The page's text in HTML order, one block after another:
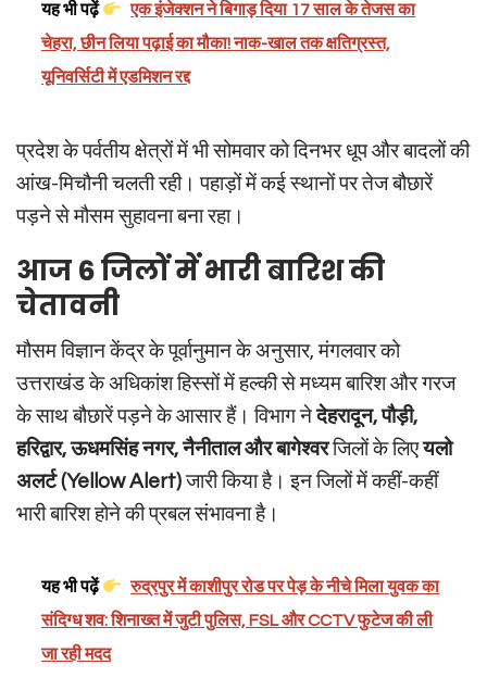
यह भी पढ़ें
एक इंजेक्शन ने बिगाड़ दिया 17 साल के तेजस का
चेहरा, छीन लिया पढ़ाई का मौका! नाक-खाल तक क्षतिग्रस्त,
यूनिवर्सिटी में एडमिशन रद्द
प्रदेश के पर्वतीय क्षेत्रों में भी सोमवार को दिनभर धूप और बादलों की
आंख-मिचौनी चलती रही। पहाड़ों में कई स्थानों पर तेज बौछारें
पड़ने से मौसम सुहावना बना रहा।
आज 6 जिलों में भारी बारिश की
चेतावनी
मौसम विज्ञान केंद्र के पूर्वानुमान के अनुसार, मंगलवार को
उत्तराखंड के अधिकांश हिस्सों में हल्की से मध्यम बारिश और गरज
के साथ बौछारें पड़ने के आसार हैं। विभाग नेदेहरादून, पौड़ी,
हरिद्वार, ऊधमसिंह नगर, नैनीताल और बागेश्वरजिलों के लिएयलो
अलर्ट (Yellow Alert)जारी किया है। इन जिलों में कहीं-कहीं
भारी बारिश होने की प्रबल संभावना है।
यह भी पढ़ें
रुद्रपुर में काशीपुर रोड पर पेड़ के नीचे मिला युवक का
संदिग्ध शव: शिनाख्त में जुटी पुलिस, FSL और CCTV फुटेज की ली
जा रही मदद